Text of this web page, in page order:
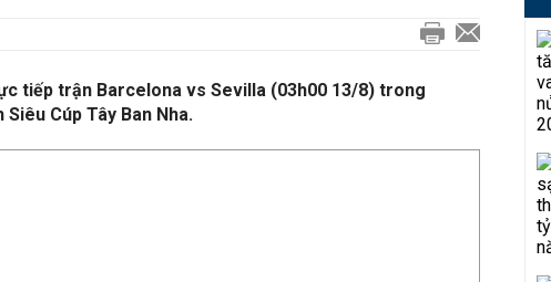
tiếp trận Barcelona vs Sevilla (03h00 13/8) trong
Cúp Tây Ban Nha.